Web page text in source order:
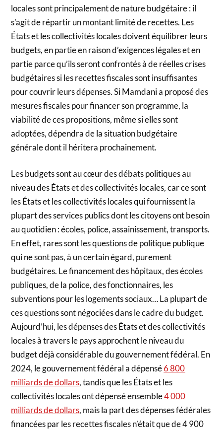
locales sont principalement de nature budgétaire : il
s’agit de répartir un montant limité de recettes. Les
États et les collectivités locales doivent équilibrer leurs
budgets, en partie en raison d’exigences légales et en
partie parce qu’ils seront confrontés à de réelles crises
budgétaires si les recettes fiscales sont insuffisantes
pour couvrir leurs dépenses. Si Mamdani a proposé des
mesures fiscales pour financer son programme, la
viabilité de ces propositions, même si elles sont
adoptées, dépendra de la situation budgétaire
générale dont il héritera prochainement.
Les budgets sont au cœur des débats politiques au
niveau des États et des collectivités locales, car ce sont
les États et les collectivités locales qui fournissent la
plupart des services publics dont les citoyens ont besoin
au quotidien : écoles, police, assainissement, transports.
En effet, rares sont les questions de politique publique
qui ne sont pas, à un certain égard, purement
budgétaires. Le financement des hôpitaux, des écoles
publiques, de la police, des fonctionnaires, les
subventions pour les logements sociaux… La plupart de
ces questions sont négociées dans le cadre du budget.
Aujourd’hui, les dépenses des États et des collectivités
locales à travers le pays approchent le niveau du
budget déjà considérable du gouvernement fédéral. En
2024, le gouvernement fédéral a dépensé6 800
milliards de dollars, tandis que les États et les
collectivités locales ont dépensé ensemble4 000
milliards de dollars, mais la part des dépenses fédérales
financées par les recettes fiscales n’était que de 4 900